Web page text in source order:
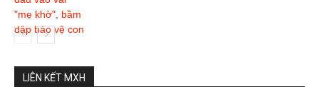
LIÊN KẾT MXH